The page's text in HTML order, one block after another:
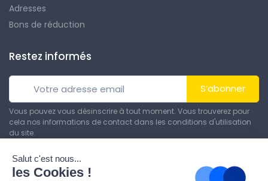
Adresses
Bons de réduction
Restez informés
S’abonner
Vous pouvez vous désinscrire à tout moment. Vous trouverez pour
cela nos informations de contact dans les conditions d'utilisation
du site.